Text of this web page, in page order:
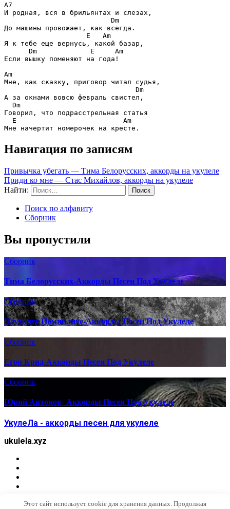
A7
И родная, вся в брильянтах и слезах,
Dm
До машины провожает, как всегда.
E   Am
Я к тебе еще вернусь, какой базар,
Dm             E     Am
Если вышку поменяют на года!
Am
Мне, как сказку, приговор читал судья,
Dm
А за окнами вовсю февраль свистел,
Dm
Говорил, что подрасстрельная статья
E                          Am
Навигация по записям
Привычка убегать — Тима Белорусских, аккорды на укулеле
Приди ко мне — Стас Михайлов, аккорды на укулеле
Найти:
Поиск по алфавиту
Сборник
Вы пропустили
Сборник
Тима Белорусских-Аккорды Песен Под Укулеле
Сборник
Наутилус Помпилиус-Аккорды Песен Под Укулеле
Сборник
Егор Крид-Аккорды Песен Под Укулеле
Сборник
Юрий Антонов- Аккорды Песен Под Укулеле
УкулеЛа - аккорды песен для укулеле
ukulela.xyz
Этот сайт использует cookie для хранения данных. Продолжая